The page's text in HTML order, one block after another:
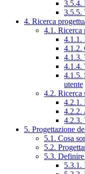
3.5.4.
3.5.5.
4. Ricerca
4.1. Ricerca
4.1.1.
4.1.2.
4.1.3.
4.1.4.
4.1.5.
utente
4.2. Ricerca
4.2.1.
4.2.2.
4.2.3.
5. Progettazione
5.1. Cosa
5.2.
5.3.
5.3.1.